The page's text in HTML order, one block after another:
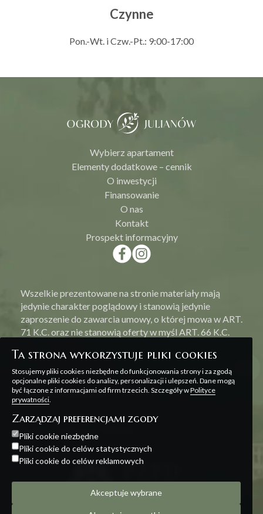
Czynne
Pon.-Wt. i Czw.-Pt.: 9:00-17:00
Wybierz apartament
Elementy dodatkowe – cennik
O inwestycji
Finansowanie
O nas
Kontakt
Prospekt informacyjny
Wszelkie prezentowane na stronie materiały mają
jedynie charakter poglądowy i stanowią jedynie
zaproszenie do zawarcia umowy, o której mowa w ART.
71 K.C. oraz nie stanowią oferty w myśl ART. 66 K.C.
Polityka prywatności
Ta strona wykorzystuje pliki cookies
Stosujemy pliki cookies niezbędne do funkcjonowania strony i za zgodą
opcjonalne pliki cookies do analizy, personalizacji i ulepszeń. Dane mogą
być łączone z informacjami od firm trzecich. Szczegóły wPolityce
prywatności.
Zarządzaj preferencjami zgody
Pliki cookie niezbędne
Pliki cookie do celów statystycznych
Pliki cookie do celów reklamowych
Akceptuje wybrane